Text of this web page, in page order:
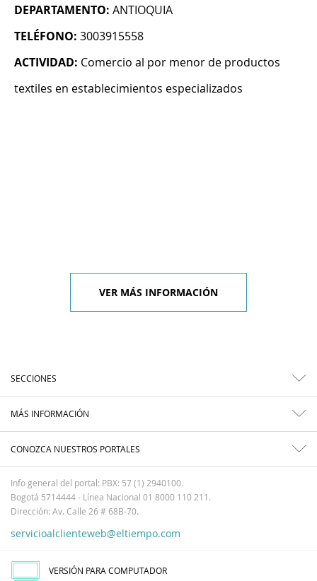
DEPARTAMENTO: ANTIOQUIA
TELÉFONO: 3003915558
ACTIVIDAD: Comercio al por menor de productos
textiles en establecimientos especializados
VER MÁS INFORMACIÓN
SECCIONES
MÁS INFORMACIÓN
CONOZCA NUESTROS PORTALES
Info general del portal: PBX: 57 (1) 2940100.
Bogotá 5714444 - Línea Nacional 01 8000 110 211.
Dirección: Av. Calle 26 # 68B-70.
servicioalclienteweb@eltiempo.com
VERSIÓN PARA COMPUTADOR